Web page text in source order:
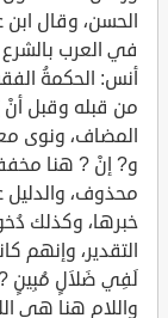
الحسن، وقال ابن
في العرب بالشرع
أنس: الحكمةُ
من قبله وقبل أنْ
المضاف، ونوى
و? إنْ ? هنا
محذوف، والدليل
خبرها، وكذلك
التقدير،
واللام هنا هي